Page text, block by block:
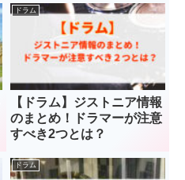
ドラム
【ドラム】ジストニア情報
のまとめ！ドラマーが注意
すべき2つとは？
ドラム